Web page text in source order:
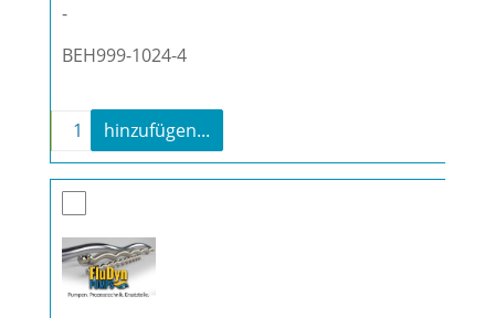
-
BEH999-1024-4
Reparatur oder komplette Wartung
+
hinzufügen...